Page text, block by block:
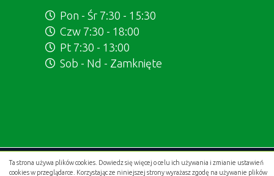
Ta strona używa plików cookies. Dowiedz się więcej o celu ich używania i zmianie ustawień
cookies w przeglądarce. Korzystając ze niniejszej strony wyrażasz zgodę na używanie plików
Pon - Śr 7:30 - 15:30
Czw 7:30 - 18:00
Pt 7:30 - 13:00
Sob - Nd - Zamknięte
Projekt i wykonanie:.gold studio digital